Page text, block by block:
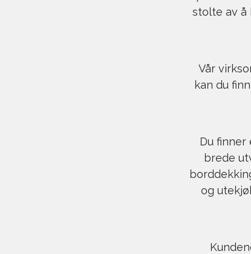
stolte av å
Vår
kan du
Du
brede
og